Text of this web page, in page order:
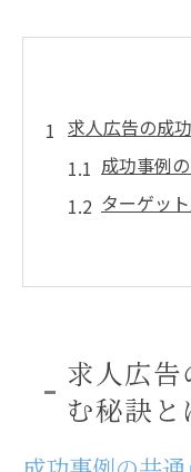
求人広告の成
成功事例
ターゲッ
訴求力の
ターゲットに
ポイント
ターゲット
求人広
む秘訣と